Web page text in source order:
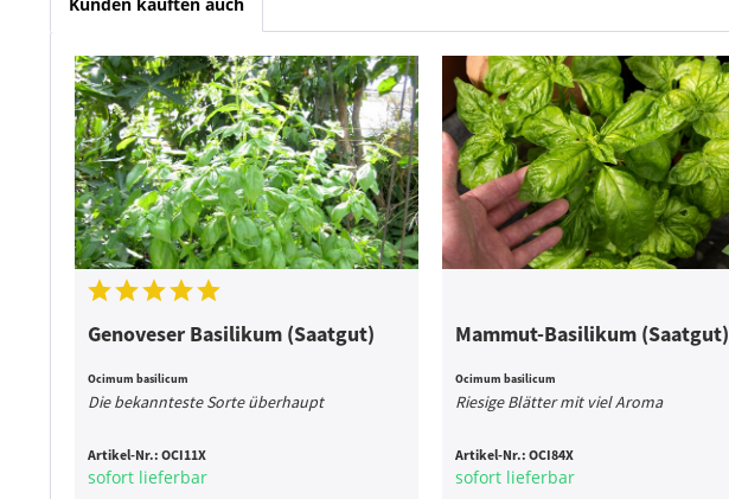
Genoveser Basilikum (Saatgut)
Ocimum basilicum
Die bekannteste Sorte überhaupt
Artikel-Nr.: OCI11X
sofort lieferbar
Mammut-Basilikum (Saatgut)
Ocimum basilicum
Riesige Blätter mit viel Aroma
Artikel-Nr.: OCI84X
sofort lieferbar